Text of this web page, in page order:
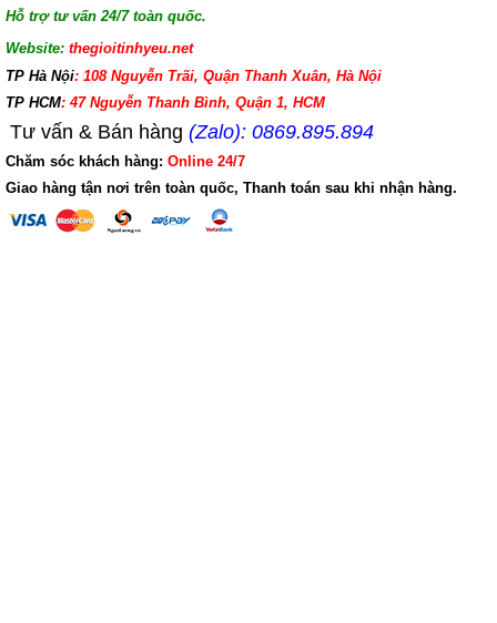
Hỗ trợ tư vấn 24/7 toàn quốc.
Website: thegioitinhyeu.net
TP Hà Nội: 108 Nguyễn Trãi, Quận Thanh Xuân, Hà Nội
TP HCM: 47 Nguyễn Thanh Bình, Quận 1, HCM
Tư vấn & Bán hàng (Zalo): 0869.895.894
Chăm sóc khách hàng: Online 24/7
Giao hàng tận nơi trên toàn quốc, Thanh toán sau khi nhận hàng.